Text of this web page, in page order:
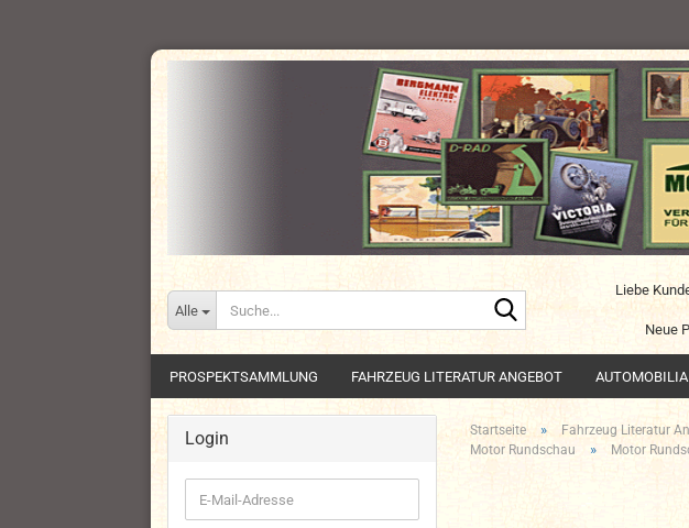
Alle
Suche...
Liebe
Neue
PROSPEKTSAMMLUNG FAHRZEUG LITERATUR ANGEBOT AUTOMOBILIA
Startseite » Fahrzeug Literatur
Motor Rundschau » Motor
Login
E-
Mail-